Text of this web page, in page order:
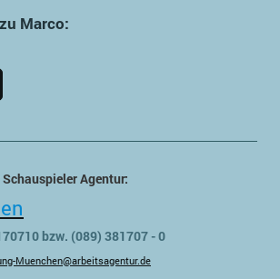
Marco:
Agentur:
bzw. (089) 381707 - 0
Muenchen@arbeitsagentur.de